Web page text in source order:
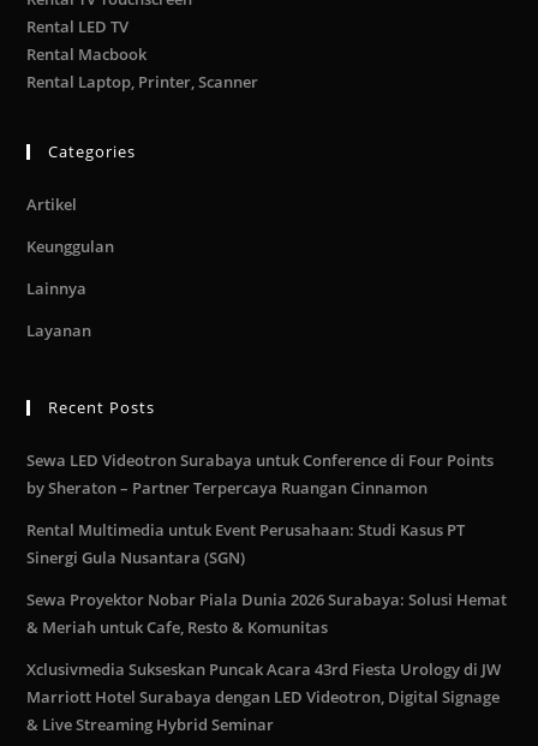
Rental LED TV
Rental Macbook
Rental Laptop, Printer, Scanner
Categories
Artikel
Keunggulan
Lainnya
Layanan
Recent Posts
Sewa LED Videotron Surabaya untuk Conference di Four Points
by Sheraton – Partner Terpercaya Ruangan Cinnamon
Rental Multimedia untuk Event Perusahaan: Studi Kasus PT
Sinergi Gula Nusantara (SGN)
Sewa Proyektor Nobar Piala Dunia 2026 Surabaya: Solusi Hemat
& Meriah untuk Cafe, Resto & Komunitas
Xclusivmedia Sukseskan Puncak Acara 43rd Fiesta Urology di JW
Marriott Hotel Surabaya dengan LED Videotron, Digital Signage
& Live Streaming Hybrid Seminar